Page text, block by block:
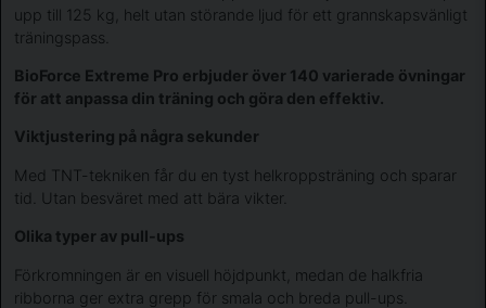
upp till 125 kg, helt utan störande ljud för ett grannskapsvänligt
träningspass.
BioForce Extreme Pro erbjuder över 140 varierade övningar
för att anpassa din träning och göra den effektiv.
Viktjustering på några sekunder
Med TNT-tekniken får du en tyst helkroppsträning och sparar
tid. Utan besväret med att bära vikter.
Olika typer av pull-ups
Förkromningen är en visuell höjdpunkt, medan de halkfria
ribborna ger extra grepp för smala och breda pull-ups.